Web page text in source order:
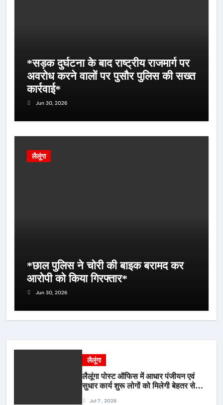
*सड़क दुर्घटना के बाद राष्ट्रीय राजमार्ग पर
अवरोध करने वालों पर पुसौर पुलिस की सख्त
कार्रवाई*
Jun 30, 2026
लैलूंगा
*छाल पुलिस ने चोरी की बाइक बरामद कर
आरोपी को किया गिरफ्तार*
Jun 30, 2026
लैलूंगा
लैलूंगा पोस्ट ऑफिस में आधार पंजीयन एवं
सुधार कार्य शुरू लोगों को मिलेगी बेहतर सेवा,
Jul 7 , 2026